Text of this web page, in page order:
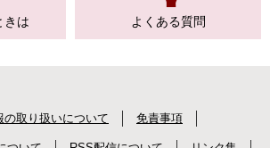
きは よくある質問
の取り扱いについて 免責事項